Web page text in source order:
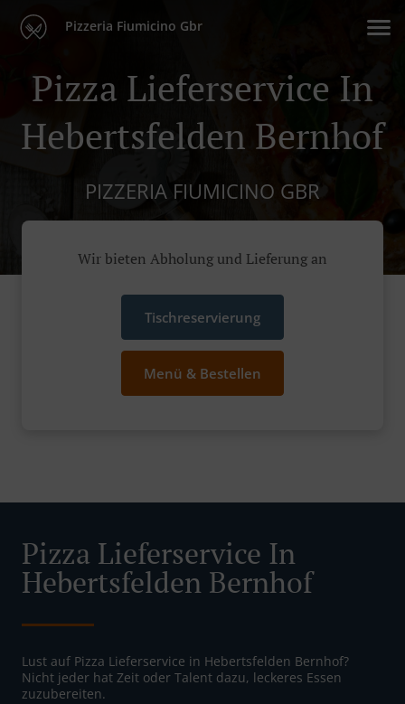
Pizzeria Fiumicino Gbr
Pizza Lieferservice In
Hebertsfelden Bernhof
PIZZERIA FIUMICINO GBR
Wir bieten Abholung und Lieferung an
Tischreservierung
Menü & Bestellen
Pizza Lieferservice In
Hebertsfelden Bernhof
Lust auf Pizza Lieferservice in Hebertsfelden Bernhof?
Nicht jeder hat Zeit oder Talent dazu, leckeres Essen
zuzubereiten.